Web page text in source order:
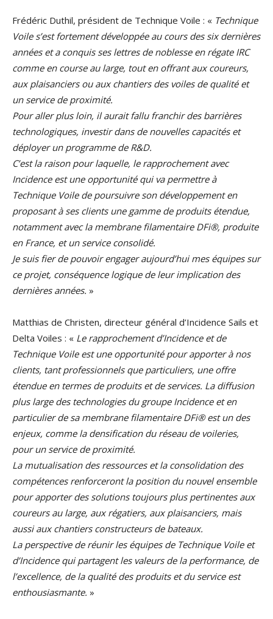
Frédéric Duthil, président de Technique Voile : « Technique
Voile s’est fortement développée au cours des six dernières
années et a conquis ses lettres de noblesse en régate IRC
comme en course au large, tout en offrant aux coureurs,
aux plaisanciers ou aux chantiers des voiles de qualité et
un service de proximité.
Pour aller plus loin, il aurait fallu franchir des barrières
technologiques, investir dans de nouvelles capacités et
déployer un programme de R&D.
C’est la raison pour laquelle, le rapprochement avec
Incidence est une opportunité qui va permettre à
Technique Voile de poursuivre son développement en
proposant à ses clients une gamme de produits étendue,
notamment avec la membrane filamentaire DFi®, produite
en France, et un service consolidé.
Je suis fier de pouvoir engager aujourd’hui mes équipes sur
ce projet, conséquence logique de leur implication des
dernières années. »
Matthias de Christen, directeur général d’Incidence Sails et
Delta Voiles : « Le rapprochement d’Incidence et de
Technique Voile est une opportunité pour apporter à nos
clients, tant professionnels que particuliers, une offre
étendue en termes de produits et de services. La diffusion
plus large des technologies du groupe Incidence et en
particulier de sa membrane filamentaire DFi® est un des
enjeux, comme la densification du réseau de voileries,
pour un service de proximité.
La mutualisation des ressources et la consolidation des
compétences renforceront la position du nouvel ensemble
pour apporter des solutions toujours plus pertinentes aux
coureurs au large, aux régatiers, aux plaisanciers, mais
aussi aux chantiers constructeurs de bateaux.
La perspective de réunir les équipes de Technique Voile et
d’Incidence qui partagent les valeurs de la performance, de
l’excellence, de la qualité des produits et du service est
enthousiasmante. »